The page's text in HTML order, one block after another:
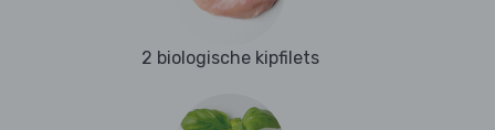
2 biologische kipfilets